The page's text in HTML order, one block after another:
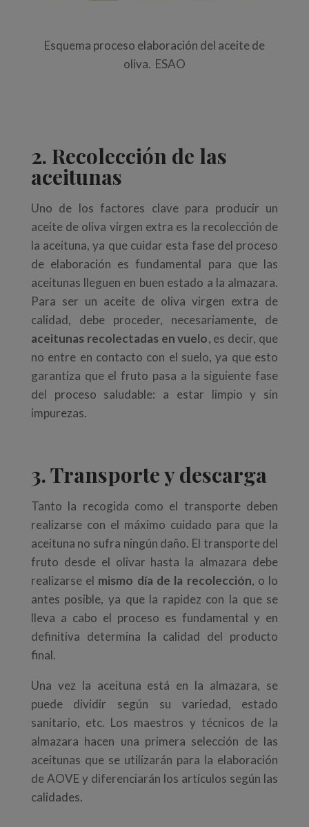
Esquema proceso elaboración del aceite de
oliva. ESAO
2. Recolección de las
aceitunas
Uno de los factores clave para producir un
aceite de oliva virgen extra es la recolección de
la aceituna, ya que cuidar esta fase del proceso
de elaboración es fundamental para que las
aceitunas lleguen en buen estado a la almazara.
Para ser un aceite de oliva virgen extra de
calidad, debe proceder, necesariamente, de
aceitunas recolectadas en vuelo, es decir, que
no entre en contacto con el suelo, ya que esto
garantiza que el fruto pasa a la siguiente fase
del proceso saludable: a estar limpio y sin
impurezas.
3. Transporte y descarga
Tanto la recogida como el transporte deben
realizarse con el máximo cuidado para que la
aceituna no sufra ningún daño. El transporte del
fruto desde el olivar hasta la almazara debe
realizarse el mismo día de la recolección, o lo
antes posible, ya que la rapidez con la que se
lleva a cabo el proceso es fundamental y en
definitiva determina la calidad del producto
final.
Una vez la aceituna está en la almazara, se
puede dividir según su variedad, estado
sanitario, etc. Los maestros y técnicos de la
almazara hacen una primera selección de las
aceitunas que se utilizarán para la elaboración
de AOVE y diferenciarán los artículos según las
calidades.